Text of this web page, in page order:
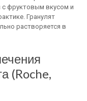
с фруктовым вкусом и
Гранулят
растворяется в
(Roche,